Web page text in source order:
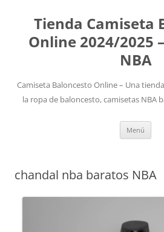
Tienda Camiseta
Online 2024/2025
NBA
Camiseta Baloncesto Online – Una
la ropa de baloncesto, camisetas NBA
Menú
chandal nba baratos NBA